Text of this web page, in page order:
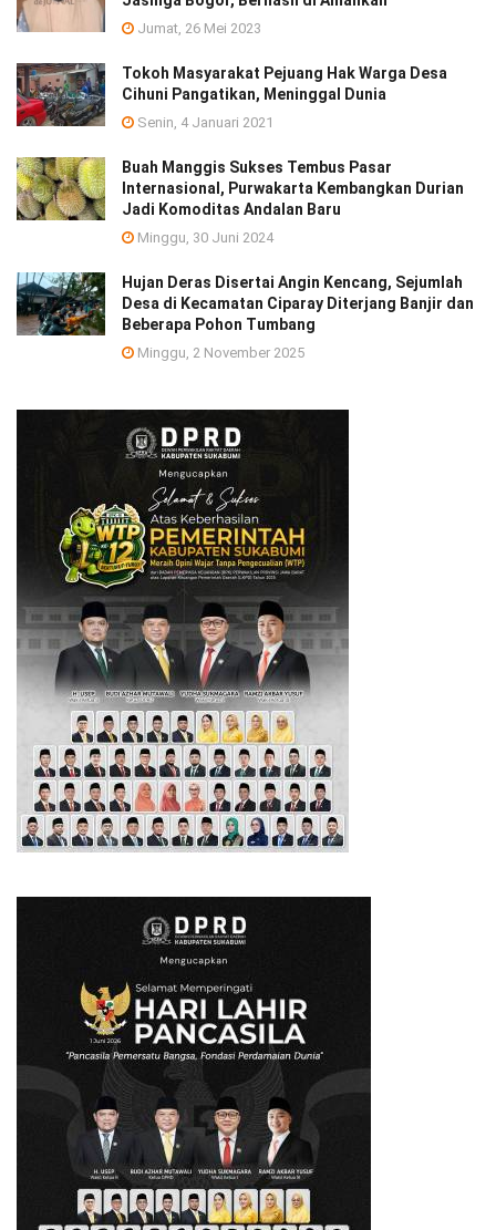
Jumat, 26 Mei 2023
Tokoh Masyarakat Pejuang Hak Warga Desa
Cihuni Pangatikan, Meninggal Dunia
Senin, 4 Januari 2021
Buah Manggis Sukses Tembus Pasar
Internasional, Purwakarta Kembangkan Durian
Jadi Komoditas Andalan Baru
Minggu, 30 Juni 2024
Hujan Deras Disertai Angin Kencang, Sejumlah
Desa di Kecamatan Ciparay Diterjang Banjir dan
Beberapa Pohon Tumbang
Minggu, 2 November 2025